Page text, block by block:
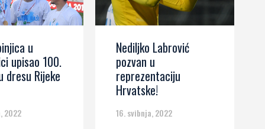
u
upisao 100.
dresu Rijeke
2022
Nediljko Labrović
pozvan u
reprezentaciju
Hrvatske!
16. svibnja, 2022